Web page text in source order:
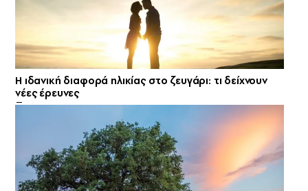
Η ιδανική διαφορά ηλικίας στο ζευγάρι: τι δείχνουν
νέες έρευνες